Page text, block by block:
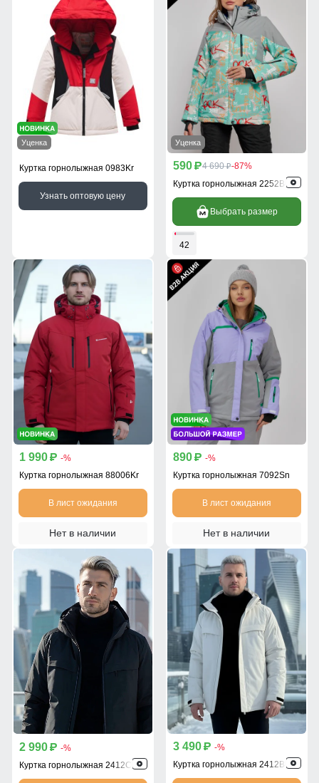
Уценка
Куртка горнолыжная 0983Kr
Узнать оптовую цену
Уценка
590 p4 690 p-87%
Куртка горнолыжная 2252Br
Выбрать размер
42
1 990 p -%
Куртка горнолыжная 88006Kr
В лист ожидания
Нет в наличии
890 p -%
Куртка горнолыжная 7092Sn
В лист ожидания
Нет в наличии
2 990 p -%
Куртка горнолыжная 2412Ch
3 490 p -%
Куртка горнолыжная 2412Bl